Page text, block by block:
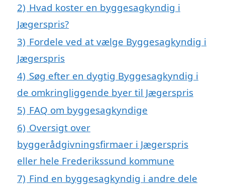
2) Hvad koster en byggesagkyndig i
Jægerspris?
3) Fordele ved at vælge Byggesagkyndig i
Jægerspris
4) Søg efter en dygtig Byggesagkyndig i
de omkringliggende byer til Jægerspris
5) FAQ om byggesagkyndige
6) Oversigt over
byggerådgivningsfirmaer i Jægerspris
eller hele Frederikssund kommune
7) Find en byggesagkyndig i andre dele